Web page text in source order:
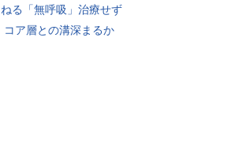
る「無呼吸」治療せず
コア層との溝深まるか